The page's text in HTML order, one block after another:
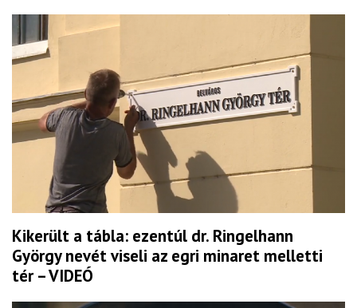
Kikerült a tábla: ezentúl dr. Ringelhann
György nevét viseli az egri minaret melletti
tér – VIDEÓ